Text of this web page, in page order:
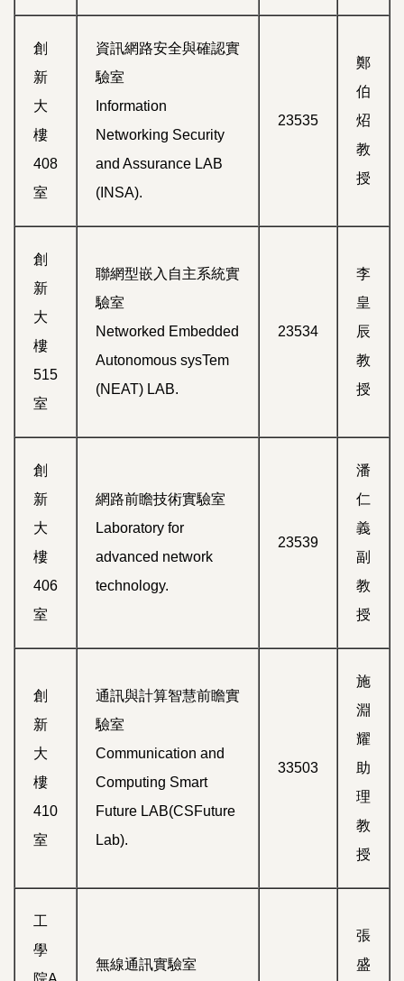
創
新
大
樓
408
室
資訊網路安全與確認實
驗室
Information
Networking Security
and Assurance LAB
(INSA).
23535
鄭
伯
炤
教
授
創
新
大
樓
515
室
聯網型嵌入自主系統實
驗室
Networked Embedded
Autonomous sysTem
(NEAT) LAB.
23534
李
皇
辰
教
授
創
新
大
樓
406
室
網路前瞻技術實驗室
Laboratory for
advanced network
technology.
23539
潘
仁
義
副
教
授
創
新
大
樓
410
室
通訊與計算智慧前瞻實
驗室
Communication and
Computing Smart
Future LAB(CSFuture
Lab).
33503
施
淵
耀
助
理
教
授
工
學
無線通訊實驗室
張
盛